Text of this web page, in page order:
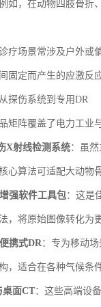
如，在动物四肢骨折
疗场景常涉及户外或
固定而产生的应激反
探伤系统到专用DR
矩阵覆盖了电力工业
X射线检测系统：虽
心算法可适配大动物
强软件工具包：这是
，将原始图像转化为
携式DR：专为移动
，适合在各种气候条
桌面CT：这些高端设